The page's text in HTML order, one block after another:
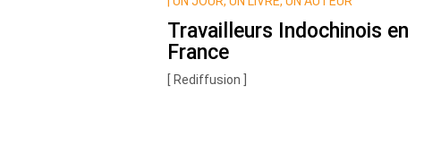
Travailleurs Indochinois en
France
[ Rediffusion ]